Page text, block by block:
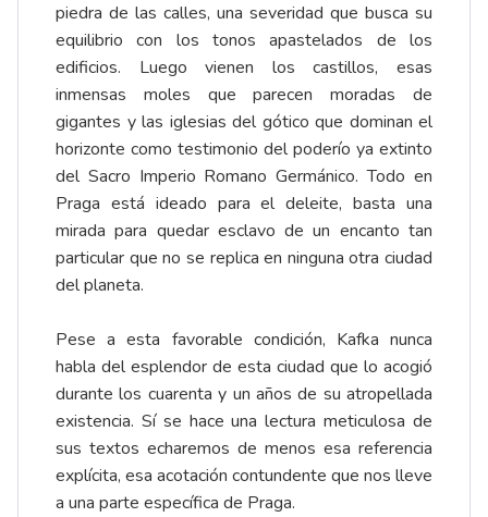
piedra de las calles, una severidad que busca su
equilibrio con los tonos apastelados de los
edificios. Luego vienen los castillos, esas
inmensas moles que parecen moradas de
gigantes y las iglesias del gótico que dominan el
horizonte como testimonio del poderío ya extinto
del Sacro Imperio Romano Germánico. Todo en
Praga está ideado para el deleite, basta una
mirada para quedar esclavo de un encanto tan
particular que no se replica en ninguna otra ciudad
del planeta.
Pese a esta favorable condición, Kafka nunca
habla del esplendor de esta ciudad que lo acogió
durante los cuarenta y un años de su atropellada
existencia. Sí se hace una lectura meticulosa de
sus textos echaremos de menos esa referencia
explícita, esa acotación contundente que nos lleve
a una parte específica de Praga.